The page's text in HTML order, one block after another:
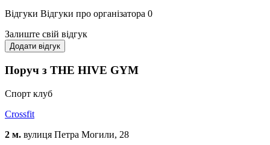
Відгуки Відгуки про організатора 0
Залиште свій відгук
Додати відгук
Поруч з THE HIVE GYM
Спорт клуб
Crossfit
2 м. вулиця Петра Могили, 28